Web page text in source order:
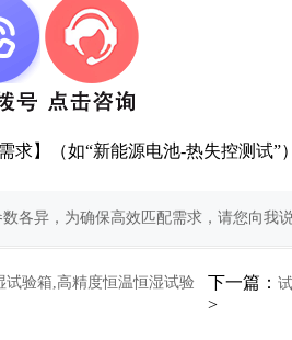
求】（如“新能源电池-热失控测试”）
各异，为确保高效匹配需求，请您向我
试验箱,高精度恒温恒湿试验
下一篇：
>